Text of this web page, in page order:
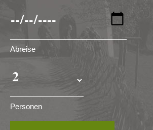
Abreise
Personen